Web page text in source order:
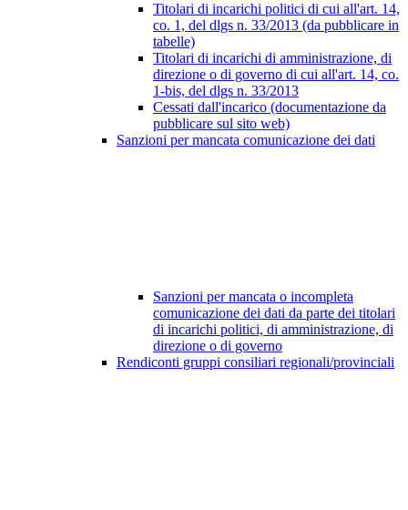
Titolari di incarichi politici di cui all'art. 14,
co. 1, del dlgs n. 33/2013 (da pubblicare in
tabelle)
Titolari di incarichi di amministrazione, di
direzione o di governo di cui all'art. 14, co.
1-bis, del dlgs n. 33/2013
Cessati dall'incarico (documentazione da
pubblicare sul sito web)
Sanzioni per mancata comunicazione dei dati
Sanzioni per mancata o incompleta
comunicazione dei dati da parte dei titolari
di incarichi politici, di amministrazione, di
direzione o di governo
Rendiconti gruppi consiliari regionali/provinciali